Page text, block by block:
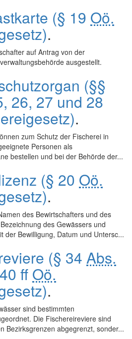
(§ 19 Oö.
.
auf Antrag von der
ausgestellt.
(§§
26, 27 und 28
.
zum Schutz der Fischerei in
Personen als
bestellen und bei der Behörde der...
(§ 20 Oö.
.
des Bewirtschafters und des
des Gewässers und
der Bewilligung, Datum und Untersc...
(§ 34 Abs.
ff Oö.
.
sind bestimmten
Die Fischereireviere sind
Bezirksgrenzen abgegrenzt, sonder...